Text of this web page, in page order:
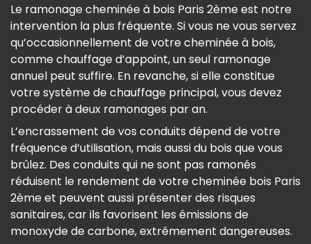
Le ramonage cheminée à bois Paris 2ème est notre
intervention la plus fréquente. Si vous ne vous servez
qu’occasionnellement de votre cheminée à bois,
comme chauffage d’appoint, un seul ramonage
annuel peut suffire. En revanche, si elle constitue
votre système de chauffage principal, vous devez
procéder à deux ramonages par an.
L’encrassement de vos conduits dépend de votre
fréquence d’utilisation, mais aussi du bois que vous
brûlez. Des conduits qui ne sont pas ramonés
réduisent le rendement de votre cheminée bois Paris
2ème et peuvent aussi présenter des risques
sanitaires, car ils favorisent les émissions de
monoxyde de carbone, extrêmement dangereuses.